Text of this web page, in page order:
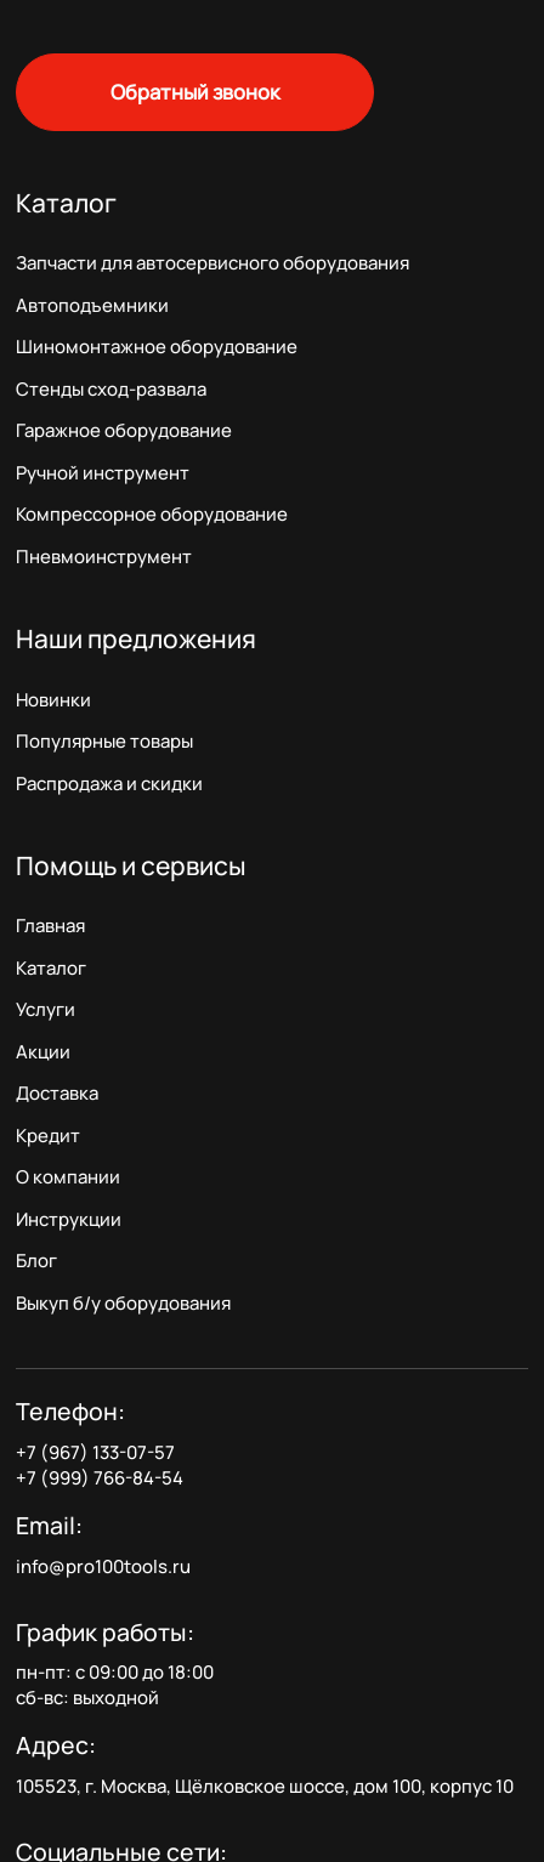
Обратный звонок
Каталог
Запчасти для автосервисного оборудования
Автоподъемники
Шиномонтажное оборудование
Стенды сход-развала
Гаражное оборудование
Ручной инструмент
Компрессорное оборудование
Пневмоинструмент
Наши предложения
Новинки
Популярные товары
Распродажа и скидки
Помощь и сервисы
Главная
Каталог
Услуги
Акции
Доставка
Кредит
О компании
Инструкции
Блог
Выкуп б/у оборудования
Телефон:
+7 (967) 133-07-57
+7 (999) 766-84-54
Email:
info@pro100tools.ru
График работы:
пн-пт: с 09:00 до 18:00
сб-вс: выходной
Адрес:
105523, г. Москва, Щёлковское шоссе, дом 100, корпус 10
Социальные сети: